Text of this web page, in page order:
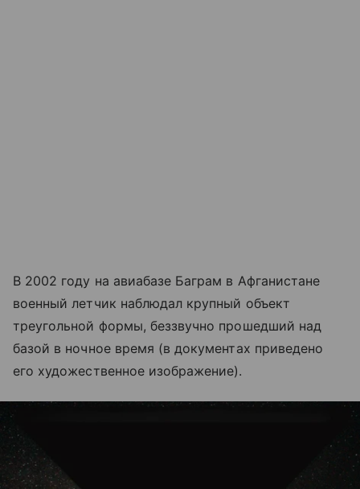
В 2002 году на авиабазе Баграм в Афганистане
военный летчик наблюдал крупный объект
треугольной формы, беззвучно прошедший над
базой в ночное время (в документах приведено
его художественное изображение).